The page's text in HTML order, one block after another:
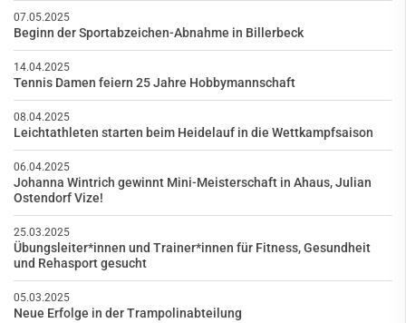
07.05.2025
Beginn der Sportabzeichen-Abnahme in Billerbeck
14.04.2025
Tennis Damen feiern 25 Jahre Hobbymannschaft
08.04.2025
Leichtathleten starten beim Heidelauf in die Wettkampfsaison
06.04.2025
Johanna Wintrich gewinnt Mini-Meisterschaft in Ahaus, Julian
Ostendorf Vize!
25.03.2025
Übungsleiter*innen und Trainer*innen für Fitness, Gesundheit
und Rehasport gesucht
05.03.2025
Neue Erfolge in der Trampolinabteilung